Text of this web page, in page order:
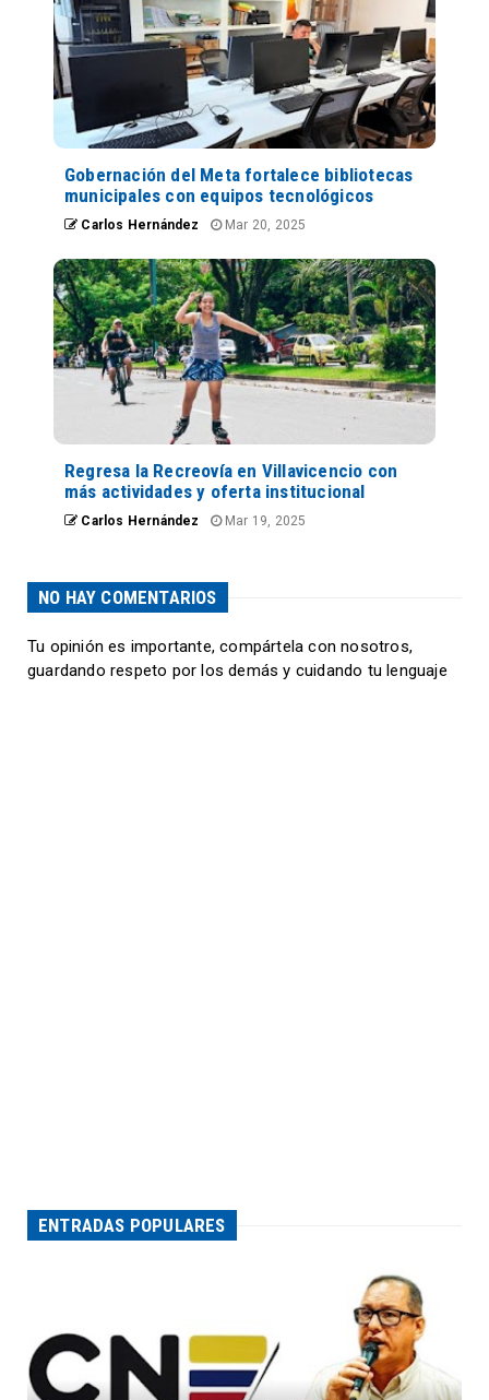
Gobernación del Meta fortalece bibliotecas
municipales con equipos tecnológicos
Carlos Hernández Mar 20, 2025
Regresa la Recreovía en Villavicencio con
más actividades y oferta institucional
Carlos Hernández Mar 19, 2025
NO HAY COMENTARIOS
Tu opinión es importante, compártela con nosotros,
guardando respeto por los demás y cuidando tu lenguaje
ENTRADAS POPULARES